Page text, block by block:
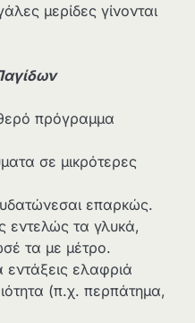
μερίδες γίνονται
πρόγραμμα
σε μικρότερες
επαρκώς.
εντελώς τα γλυκά,
τα με μέτρο.
ελαφριά
(π.χ. περπάτημα,